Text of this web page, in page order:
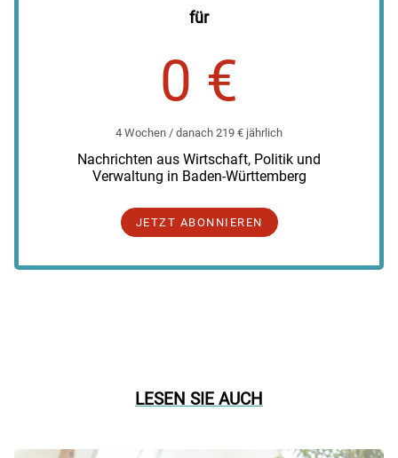
für
0 €
4 Wochen / danach 219 € jährlich
Nachrichten aus Wirtschaft, Politik und
Verwaltung in Baden-Württemberg
JETZT ABONNIEREN
LESEN SIE AUCH